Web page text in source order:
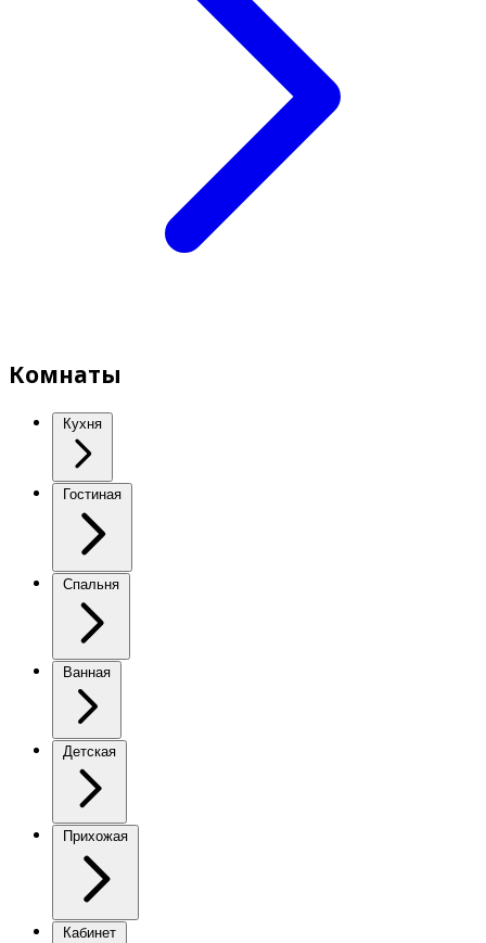
Комнаты
Кухня
Гостиная
Спальня
Ванная
Детская
Прихожая
Кабинет